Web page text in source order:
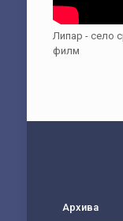
Липар - село
филм
Архива